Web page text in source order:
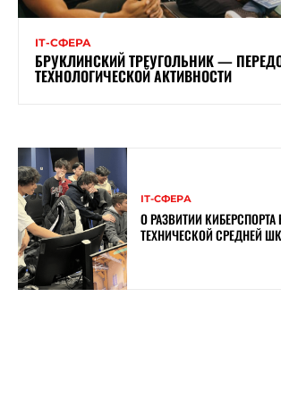
ІТ-СФЕРА
БРУКЛИНСКИЙ ТРЕУГОЛЬНИК —
ТЕХНОЛОГИЧЕСКОЙ АКТИВНОСТИ
ІТ-СФЕРА
О РАЗВИТИИ
ТЕХНИЧЕСКОЙ СРЕДНЕЙ